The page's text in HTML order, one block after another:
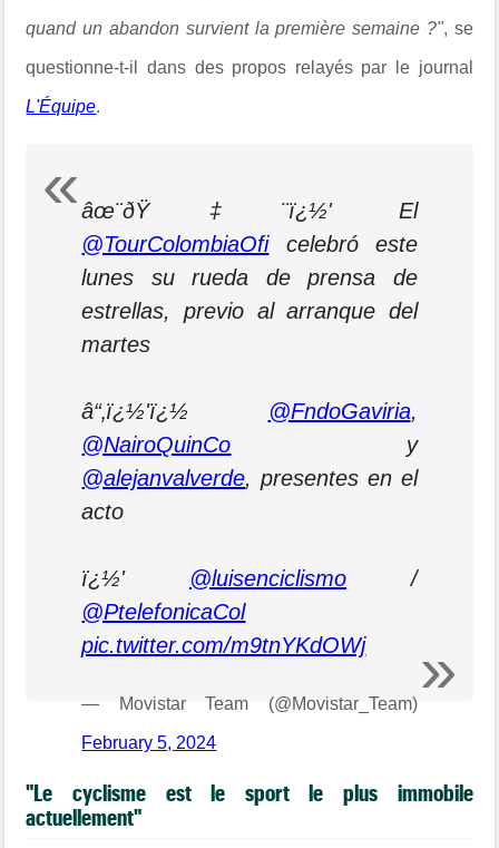
quand un abandon survient la première semaine ?", se
questionne-t-il dans des propos relayés par le journal
L'Équipe.
âœ¨ðŸ‡¨ï¿½' El
@TourColombiaOficelebró este
lunes su rueda de prensa de
estrellas, previo al arranque del
martes
â“‚ï¿½'ï¿½ @FndoGaviria,
@NairoQuinCo y
@alejanvalverde, presentes en el
acto
ï¿½' @luisenciclismo /
@PtelefonicaCol
pic.twitter.com/m9tnYKdOWj
— Movistar Team (@Movistar_Team)
February 5, 2024
"Le cyclisme est le sport le plus immobile
actuellement"